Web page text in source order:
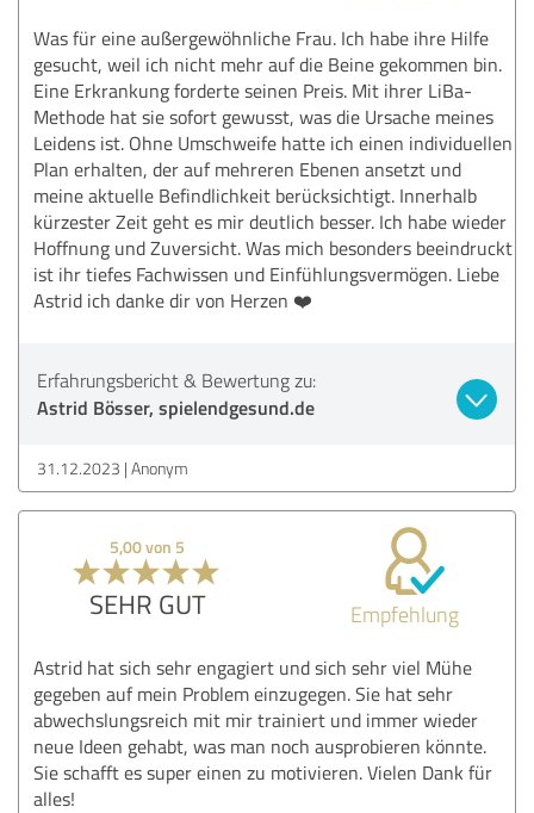
Was für eine außergewöhnliche Frau. Ich habe ihre Hilfe
gesucht, weil ich nicht mehr auf die Beine gekommen bin.
Eine Erkrankung forderte seinen Preis. Mit ihrer LiBa-
Methode hat sie sofort gewusst, was die Ursache meines
Leidens ist. Ohne Umschweife hatte ich einen individuellen
Plan erhalten, der auf mehreren Ebenen ansetzt und
meine aktuelle Befindlichkeit berücksichtigt. Innerhalb
kürzester Zeit geht es mir deutlich besser. Ich habe wieder
Hoffnung und Zuversicht. Was mich besonders beeindruckt
ist ihr tiefes Fachwissen und Einfühlungsvermögen. Liebe
Astrid ich danke dir von Herzen ❤️
Erfahrungsbericht & Bewertung zu:
Astrid Bösser, spielendgesund.de
31.12.2023 Anonym
5,00 von 5
SEHR GUT Empfehlung
Astrid hat sich sehr engagiert und sich sehr viel Mühe
gegeben auf mein Problem einzugegen. Sie hat sehr
abwechslungsreich mit mir trainiert und immer wieder
neue Ideen gehabt, was man noch ausprobieren könnte.
Sie schafft es super einen zu motivieren. Vielen Dank für
alles!